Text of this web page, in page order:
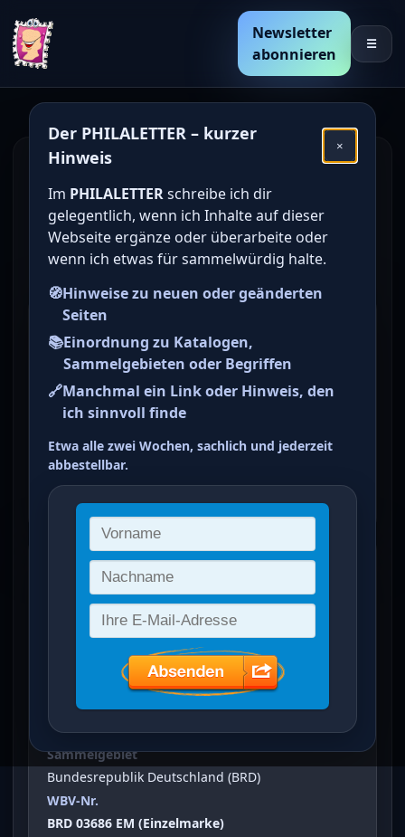
Newsletter
abonnieren
☰
Der PHILALETTER – kurzer
Hinweis
×
Im PHILALETTERschreibe ich dir
gelegentlich, wenn ich Inhalte auf dieser
Webseite ergänze oder überarbeite oder
wenn ich etwas für sammelwürdig halte.
🧭Hinweise zu neuen oder geänderten
Seiten
📚Einordnung zu Katalogen,
Sammelgebieten oder Begriffen
🔗Manchmal ein Link oder Hinweis, den
ich sinnvoll finde
Etwa alle zwei Wochen, sachlich und jederzeit
abbestellbar.
Den Katalogwert von
deutschen Briefmarken
online bestimmen /
ermitteln
Briefmarke zu
Bundesrepublik Deutschland
(BRD) Historische Bauwerke
Deutschlands 160 C
mehrfarbig
ein Treffer von 2
Historische Bauwerke Deutschlands
160 C)
Vergrößertes Bild bei Klick auf Bild
Ausgabeanlass
Historische Bauwerke Deutschlands
Sammelgebiet
Bundesrepublik Deutschland (BRD)
WBV-Nr.
BRD 03686 EM (Einzelmarke)